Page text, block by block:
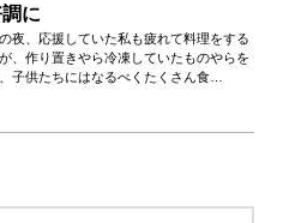
に
夜、応援していた私も疲れて料理をする
、作り置きやら冷凍していたものやらを
子供たちにはなるべくたくさん食…